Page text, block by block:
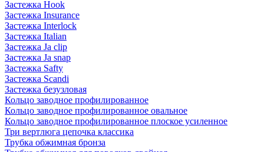
Застежка Hook
Застежка Insurance
Застежка Interlock
Застежка Italian
Застежка Ja clip
Застежка Ja snap
Застежка Safty
Застежка Scandi
Застежка безузловая
Кольцо заводное профилированное
Кольцо заводное профилированное овальное
Кольцо заводное профилированное плоское усиленное
Три вертлюга цепочка классика
Трубка обжимная бронза